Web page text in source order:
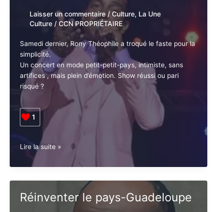
Laisser un commentaire / Culture, La Une
Culture/CCN PROPRIÉTAIRE
Samedi dernier, Rony Théophile a troqué le faste pour la
simplicité.
Un concert en mode petit-petit-pays, intimiste, sans
artifices , mais plein d’émotion. Show réussi ou pari
risqué ?
1
Guadeloupe.
Show.
Rony
Biguine
Lire la suite »
Réinventer le pays-Guadeloupe